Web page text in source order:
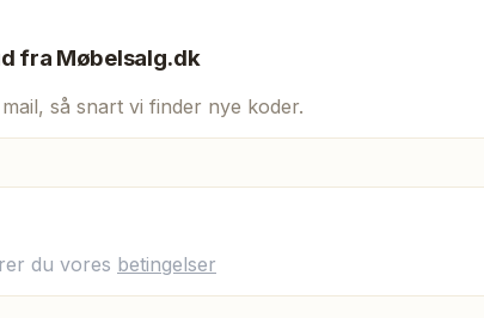
fra Møbelsalg.dk
så snart vi finder nye koder.
du vores betingelser